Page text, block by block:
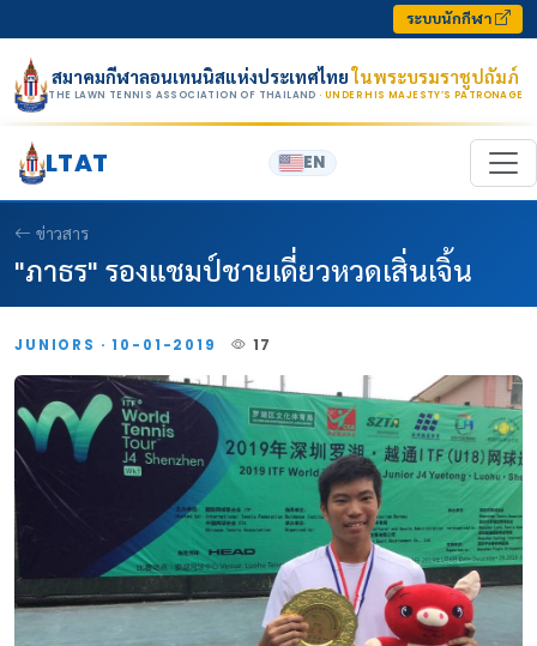
ระบบนักกีฬา
สมาคมกีฬาลอนเทนนิสแห่งประเทศไทยในพระบรมราชูปถัมภ์
THE LAWN TENNIS ASSOCIATION OF THAILAND · UNDER HIS MAJESTY’S PATRONAGE
LTAT EN
ข่าวสาร
"ภาธร" รองแชมป์ชายเดี่ยวหวดเสิ่นเจิ้น
JUNIORS · 10-01-2019 17